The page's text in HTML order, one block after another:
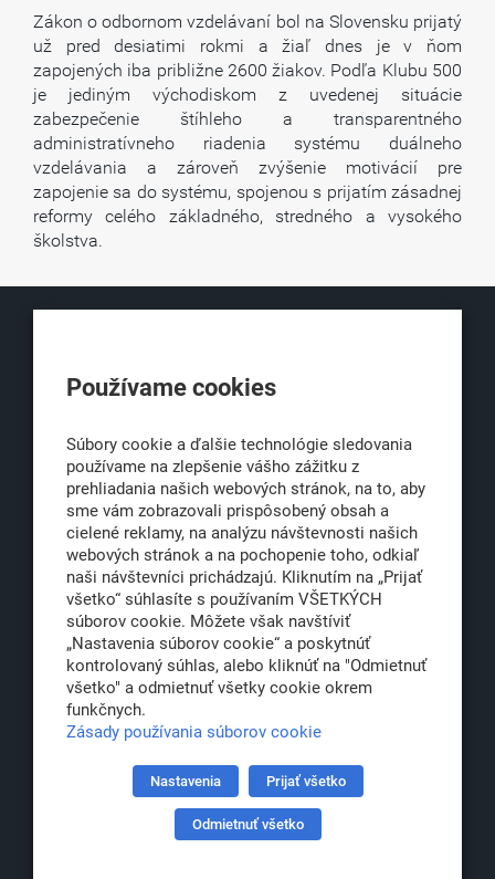
Zákon o odbornom vzdelávaní bol na Slovensku prijatý
už pred desiatimi rokmi a žiaľ dnes je v ňom
zapojených iba približne 2600 žiakov. Podľa Klubu 500
je jediným východiskom z uvedenej situácie
zabezpečenie štíhleho a transparentného
administratívneho riadenia systému duálneho
vzdelávania a zároveň zvýšenie motivácií pre
zapojenie sa do systému, spojenou s prijatím zásadnej
reformy celého základného, stredného a vysokého
školstva.
Obchodná 6
office@klub500.sk
+421 2 54 646 464
www.klub500.sk
Copyright: Klub 500, 2026
Všetky práva vyhradené
Právna informácia
Partner:
Používame cookies
Súbory cookie a ďalšie technológie sledovania
používame na zlepšenie vášho zážitku z
prehliadania našich webových stránok, na to, aby
sme vám zobrazovali prispôsobený obsah a
cielené reklamy, na analýzu návštevnosti našich
webových stránok a na pochopenie toho, odkiaľ
naši návštevníci prichádzajú. Kliknutím na „Prijať
všetko“ súhlasíte s používaním VŠETKÝCH
súborov cookie. Môžete však navštíviť
„Nastavenia súborov cookie“ a poskytnúť
kontrolovaný súhlas, alebo kliknúť na "Odmietnuť
všetko" a odmietnuť všetky cookie okrem
funkčnych.
Zásady používania súborov cookie
Nastavenia Prijať všetko
Odmietnuť všetko